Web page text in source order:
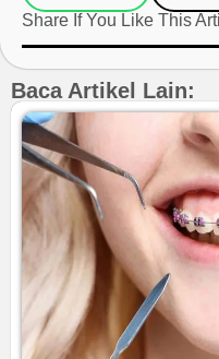
Share If You Like This
Baca Artikel Lain: